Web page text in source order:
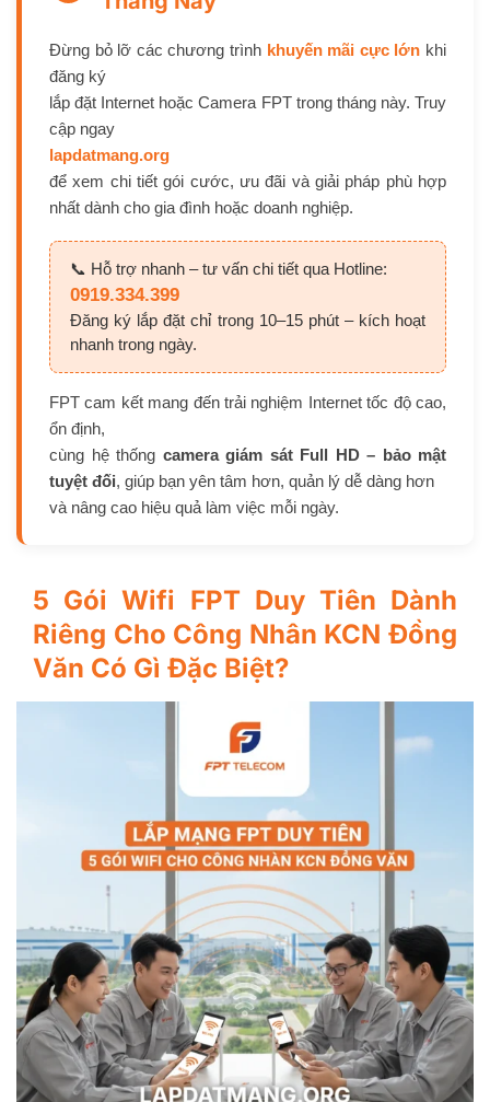
Đừng bỏ lỡ các chương trình khuyến mãi cực lớn khi
đăng ký
lắp đặt Internet hoặc Camera FPT trong tháng này. Truy
cập ngay
lapdatmang.org
để xem chi tiết gói cước, ưu đãi và giải pháp phù hợp
nhất dành cho gia đình hoặc doanh nghiệp.
📞 Hỗ trợ nhanh – tư vấn chi tiết qua Hotline:
0919.334.399
Đăng ký lắp đặt chỉ trong 10–15 phút – kích hoạt
nhanh trong ngày.
FPT cam kết mang đến trải nghiệm Internet tốc độ cao,
ổn định,
cùng hệ thống camera giám sát Full HD – bảo mật
tuyệt đối, giúp bạn yên tâm hơn, quản lý dễ dàng hơn
và nâng cao hiệu quả làm việc mỗi ngày.
5 Gói Wifi FPT Duy Tiên Dành
Riêng Cho Công Nhân KCN Đồng
Văn Có Gì Đặc Biệt?